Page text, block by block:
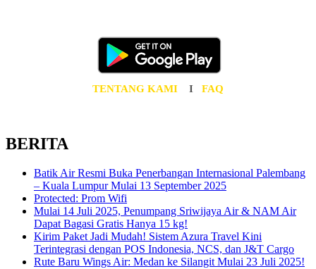
TENTANG KAMI I FAQ
BERITA
Batik Air Resmi Buka Penerbangan Internasional Palembang
– Kuala Lumpur Mulai 13 September 2025
Protected: Prom Wifi
Mulai 14 Juli 2025, Penumpang Sriwijaya Air & NAM Air
Dapat Bagasi Gratis Hanya 15 kg!
Kirim Paket Jadi Mudah! Sistem Azura Travel Kini
Terintegrasi dengan POS Indonesia, NCS, dan J&T Cargo
Rute Baru Wings Air: Medan ke Silangit Mulai 23 Juli 2025!